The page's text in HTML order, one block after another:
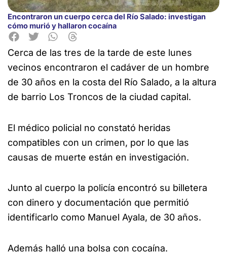
Encontraron un cuerpo cerca del Río Salado: investigan
cómo murió y hallaron cocaína
Cerca de las tres de la tarde de este lunes
vecinos encontraron el cadáver de un hombre
de 30 años en la costa del Río Salado, a la altura
de barrio Los Troncos de la ciudad capital.
El médico policial no constató heridas
compatibles con un crimen, por lo que las
causas de muerte están en investigación.
Junto al cuerpo la policía encontró su billetera
con dinero y documentación que permitió
identificarlo como Manuel Ayala, de 30 años.
Además halló una bolsa con cocaína.